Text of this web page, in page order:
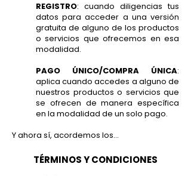
REGISTRO: cuando diligencias tus
datos para acceder a una versión
gratuita de alguno de los productos
o servicios que ofrecemos en esa
modalidad.
PAGO ÚNICO/COMPRA ÚNICA:
aplica cuando accedes a alguno de
nuestros productos o servicios que
se ofrecen de manera específica
en la modalidad de un solo pago.
Y ahora sí, acordemos los...
TÉRMINOS Y CONDICIONES